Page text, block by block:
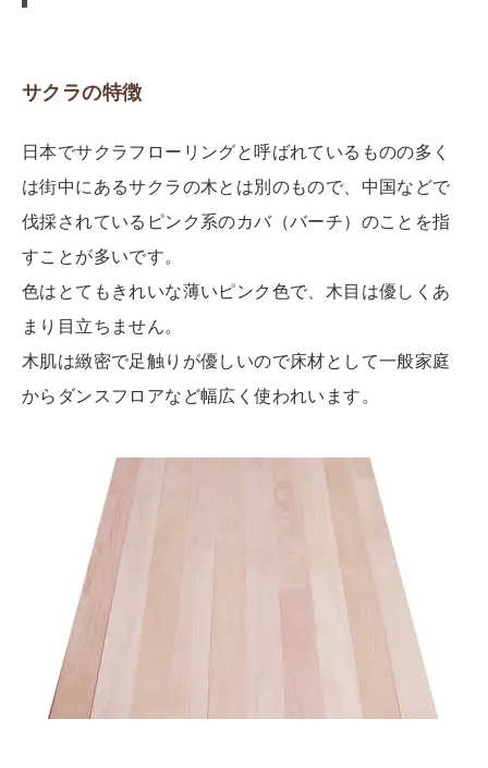
サクラの特徴
日本でサクラフローリングと呼ばれているものの多く
は街中にあるサクラの木とは別のもので、中国などで
伐採されているピンク系のカバ（バーチ）のことを指
すことが多いです。
色はとてもきれいな薄いピンク色で、木目は優しくあ
まり目立ちません。
木肌は緻密で足触りが優しいので床材として一般家庭
からダンスフロアなど幅広く使われいます。